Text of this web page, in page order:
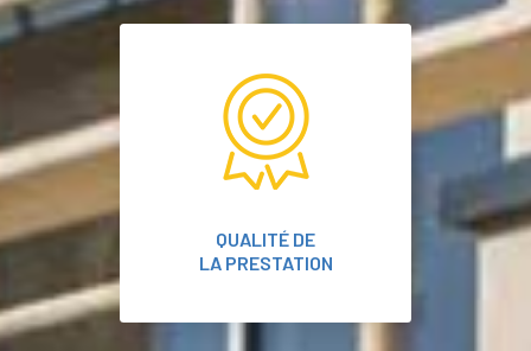
QUALITÉ DE
LA PRESTATION